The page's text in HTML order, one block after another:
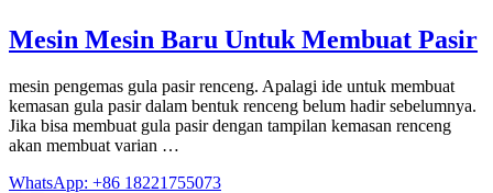
Mesin Mesin Baru Untuk Membuat Pasir
mesin pengemas gula pasir renceng. Apalagi ide untuk membuat
kemasan gula pasir dalam bentuk renceng belum hadir sebelumnya.
Jika bisa membuat gula pasir dengan tampilan kemasan renceng
akan membuat varian …
WhatsApp: +86 18221755073